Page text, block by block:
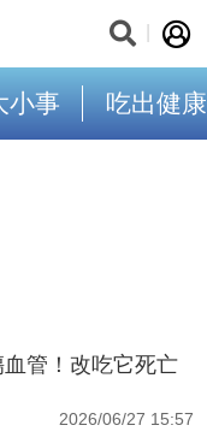
小事 吃出健康
管！改吃它死亡
2026/06/27 15:57